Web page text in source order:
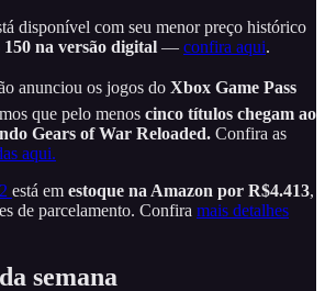
disponível com seu menor preço histórico
150 na versão digital — confira aqui.
anunciou os jogos do Xbox Game Pass
que pelo menos cinco títulos chegam ao
Gears of War Reloaded. Confira as
aqui.
está em estoque na Amazon por R$4.413,
de parcelamento. Confira mais detalhes
semana